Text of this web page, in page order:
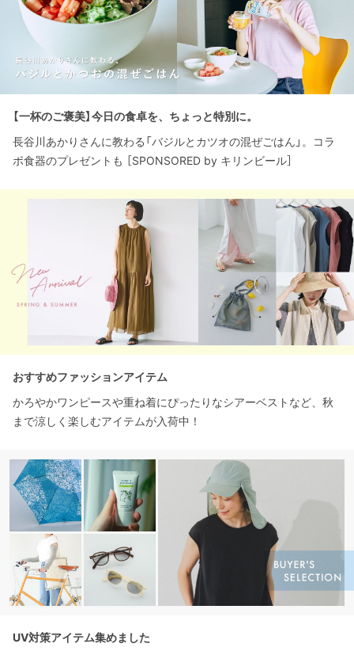
【一杯のご褒美】今日の食卓を、ちょっと特別に。
長谷川あかりさんに教わる「バジルとカツオの混ぜごはん」。コラ
ボ食器のプレゼントも ［SPONSORED by キリンビール］
おすすめファッションアイテム
かろやかワンピースや重ね着にぴったりなシアーベストなど、秋
まで涼しく楽しむアイテムが入荷中！
UV対策アイテム集めました